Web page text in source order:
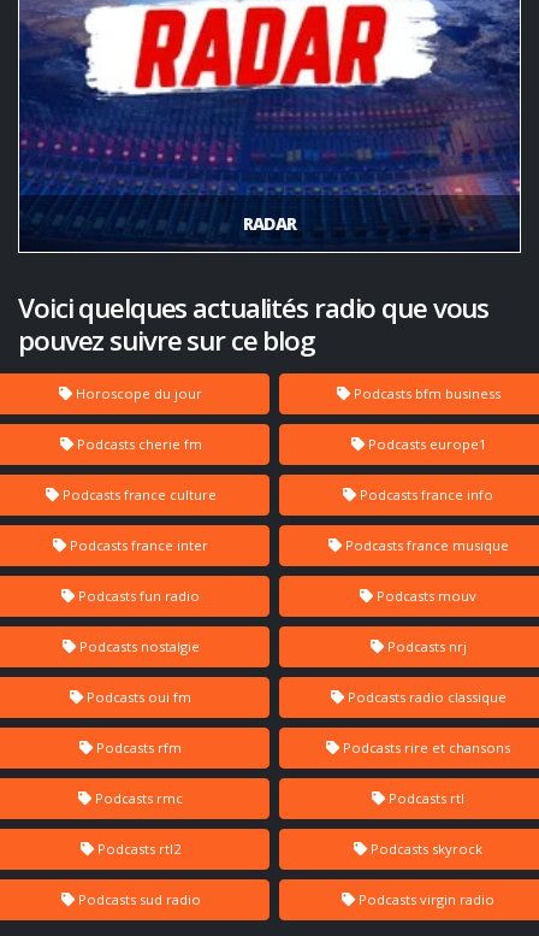
RADAR
Voici quelques actualités radio que vous
pouvez suivre sur ce blog
Horoscope du jour Podcasts bfm business
Podcasts cherie fm Podcasts europe1
Podcasts france culture Podcasts france info
Podcasts france inter Podcasts france musique
Podcasts fun radio Podcasts mouv
Podcasts nostalgie Podcasts nrj
Podcasts oui fm Podcasts radio classique
Podcasts rfm Podcasts rire et chansons
Podcasts rmc Podcasts rtl
Podcasts rtl2 Podcasts skyrock
Podcasts sud radio Podcasts virgin radio